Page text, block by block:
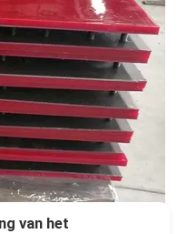
van het